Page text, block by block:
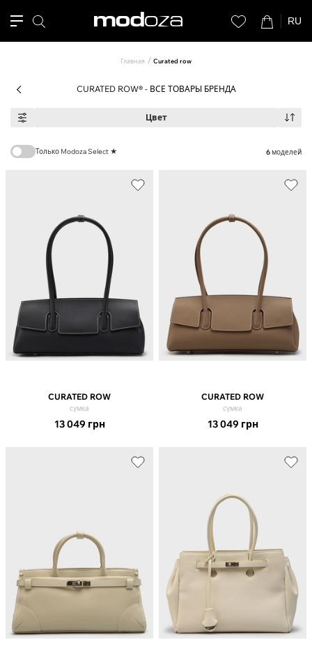
RU
Главная Curated row
CURATED ROW® - ВСЕ ТОВАРЫ БРЕНДА
Цвет
Только Modoza Select ★ 6моделей
CURATED ROW
сумка
13 049 грн
CURATED ROW
сумка
13 049 грн